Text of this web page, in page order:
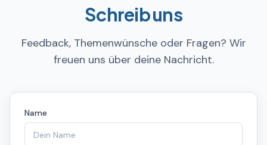
Schreib uns
Feedback, Themenwünsche oder Fragen? Wir
freuen uns über deine Nachricht.
Name